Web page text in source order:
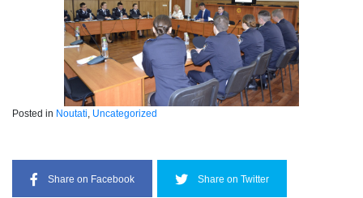
Posted in Noutati Uncategorized
Share on Facebook Share on Twitter